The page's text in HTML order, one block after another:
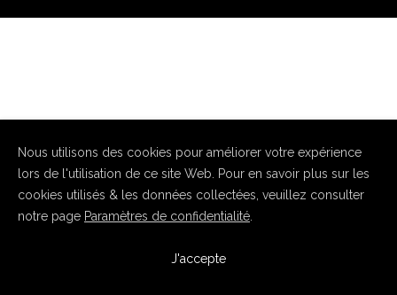
Nous utilisons des cookies pour améliorer votre expérience
lors de l'utilisation de ce site Web. Pour en savoir plus sur les
cookies utilisés & les données collectées, veuillez consulter
notre page Paramètres de confidentialité
J'accepte